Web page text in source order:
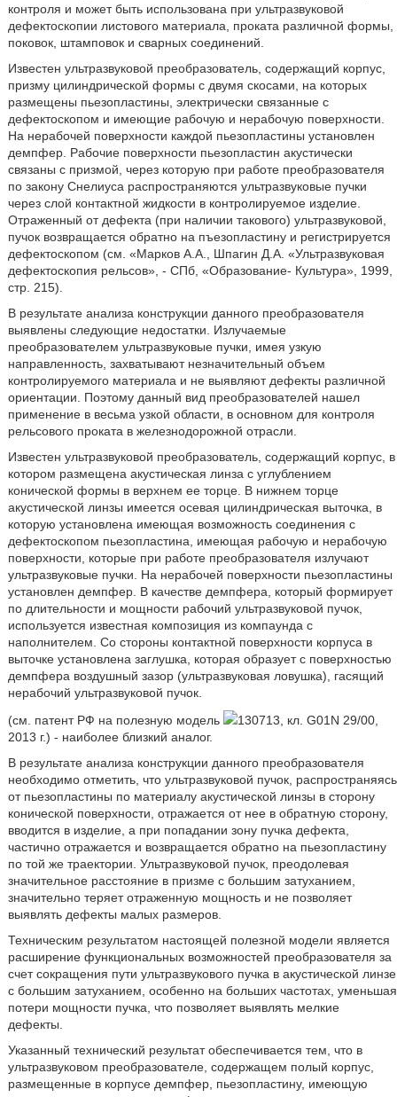
контроля и может быть использована при ультразвуковой
дефектоскопии листового материала, проката различной формы,
поковок, штамповок и сварных соединений.
Известен ультразвуковой преобразователь, содержащий корпус,
призму цилиндрической формы с двумя скосами, на которых
размещены пьезопластины, электрически связанные с
дефектоскопом и имеющие рабочую и нерабочую поверхности.
На нерабочей поверхности каждой пьезопластины установлен
демпфер. Рабочие поверхности пьезопластин акустически
связаны с призмой, через которую при работе преобразователя
по закону Снелиуса распространяются ультразвуковые пучки
через слой контактной жидкости в контролируемое изделие.
Отраженный от дефекта (при наличии такового) ультразвуковой,
пучок возвращается обратно на пъезопластину и регистрируется
дефектоскопом (см. «Марков А.А., Шпагин Д.А. «Ультразвуковая
дефектоскопия рельсов», - СПб, «Образование- Культура», 1999,
стр. 215).
В результате анализа конструкции данного преобразователя
выявлены следующие недостатки. Излучаемые
преобразователем ультразвуковые пучки, имея узкую
направленность, захватывают незначительный объем
контролируемого материала и не выявляют дефекты различной
ориентации. Поэтому данный вид преобразователей нашел
применение в весьма узкой области, в основном для контроля
рельсового проката в железнодорожной отрасли.
Известен ультразвуковой преобразователь, содержащий корпус, в
котором размещена акустическая линза с углублением
конической формы в верхнем ее торце. В нижнем торце
акустической линзы имеется осевая цилиндрическая выточка, в
которую установлена имеющая возможность соединения с
дефектоскопом пьезопластина, имеющая рабочую и нерабочую
поверхности, которые при работе преобразователя излучают
ультразвуковые пучки. На нерабочей поверхности пьезопластины
установлен демпфер. В качестве демпфера, который формирует
по длительности и мощности рабочий ультразвуковой пучок,
используется известная композиция из компаунда с
наполнителем. Со стороны контактной поверхности корпуса в
выточке установлена заглушка, которая образует с поверхностью
демпфера воздушный зазор (ультразвуковая ловушка), гасящий
нерабочий ультразвуковой пучок.
(см. патент РФ на полезную модель
130713, кл. G01N 29/00,
2013 г.) - наиболее близкий аналог.
В результате анализа конструкции данного преобразователя
необходимо отметить, что ультразвуковой пучок, распространяясь
от пьезопластины по материалу акустической линзы в сторону
конической поверхности, отражается от нее в обратную сторону,
вводится в изделие, а при попадании зону пучка дефекта,
частично отражается и возвращается обратно на пьезопластину
по той же траектории. Ультразвуковой пучок, преодолевая
значительное расстояние в призме с большим затуханием,
значительно теряет отраженную мощность и не позволяет
выявлять дефекты малых размеров.
Техническим результатом настоящей полезной модели является
расширение функциональных возможностей преобразователя за
счет сокращения пути ультразвукового пучка в акустической линзе
с большим затуханием, особенно на больших частотах, уменьшая
потери мощности пучка, что позволяет выявлять мелкие
дефекты.
Указанный технический результат обеспечивается тем, что в
ультразвуковом преобразователе, содержащем полый корпус,
размещенные в корпусе демпфер, пьезопластину, имеющую